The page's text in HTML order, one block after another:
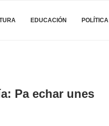
EDUCACIÓN POLÍTICA
Pa echar unes